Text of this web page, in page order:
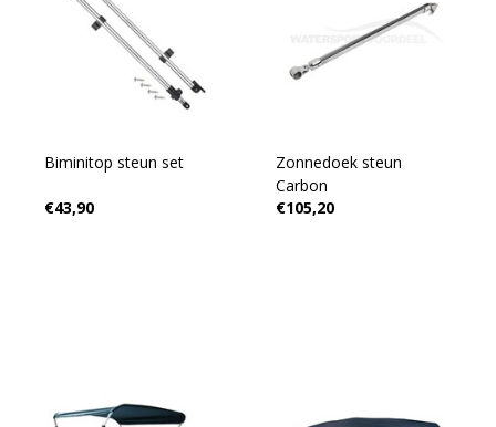
Biminitop steun set
€43,90
Zonnedoek steun
Carbon
€105,20